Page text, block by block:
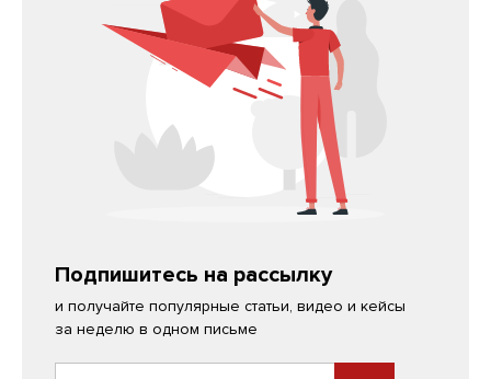
Подпишитесь на рассылку
и получайте популярные статьи, видео и кейсы
за неделю в одном письме